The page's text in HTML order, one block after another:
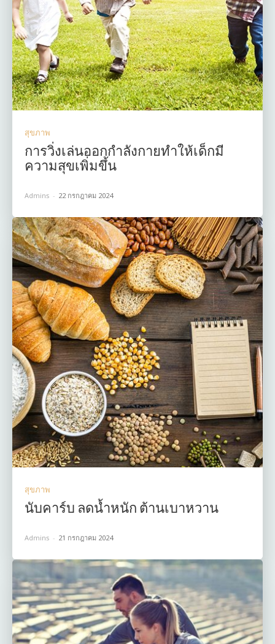
สุขภาพ
การวิ่งเล่นออกกำลังกายทำให้เด็กมี
ความสุขเพิ่มขึ้น
Admins - 22 กรกฎาคม 2024
สุขภาพ
นับคาร์บ ลดน้ำหนัก ต้านเบาหวาน
Admins - 21 กรกฎาคม 2024